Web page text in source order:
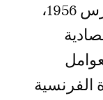
وإلغاء معاهدة الحماية في 2 مارس 1956،
الفرنسية